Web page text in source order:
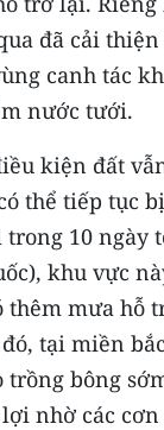
đã cải
canh tác
nước tưới.
kiện đất
thể tiếp tục
10 ngày
khu vực
mưa hỗ
tại miền
trồng bông
nhờ các cơn